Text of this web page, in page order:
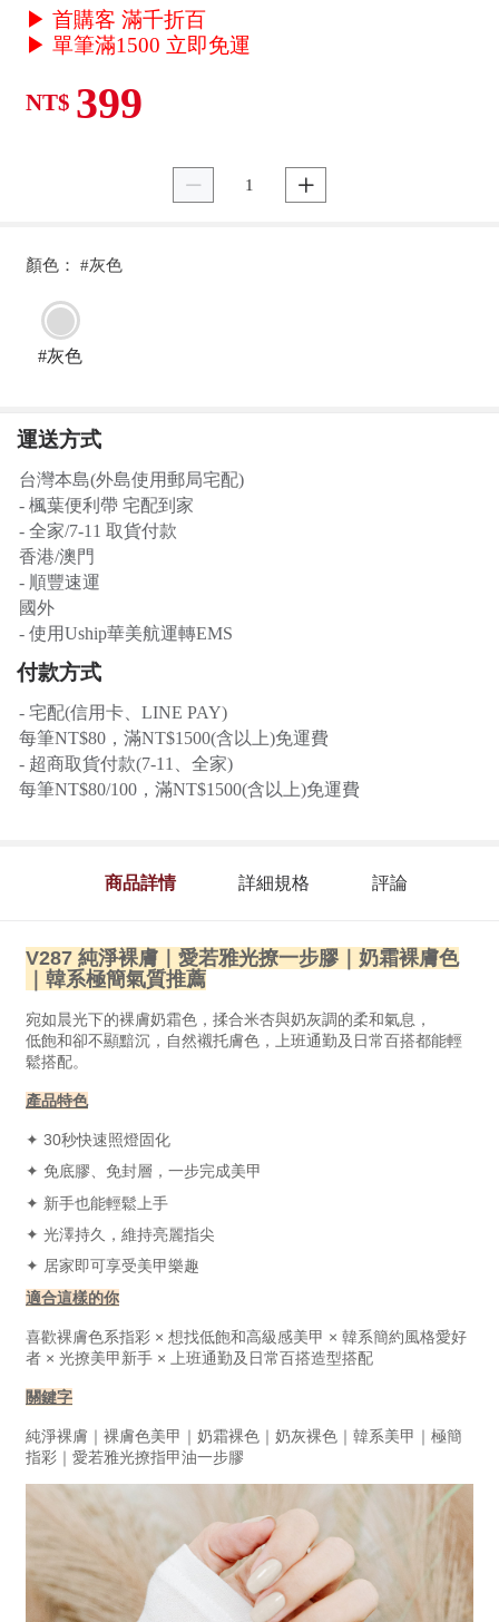
▶ 首購客 滿千折百
▶ 單筆滿1500 立即免運
NT$ 399
 
顏色： #灰色
#灰色
運送方式
台灣本島(外島使用郵局宅配)
- 楓葉便利帶 宅配到家
- 全家/7-11 取貨付款
香港/澳門
- 順豐速運
國外
- 使用Uship華美航運轉EMS
付款方式
- 宅配(信用卡、LINE PAY)
每筆NT$80，滿NT$1500(含以上)免運費
- 超商取貨付款(7-11、全家)
每筆NT$80/100，滿NT$1500(含以上)免運費
商品詳情 詳細規格 評論
V287 純淨裸膚｜愛若雅光撩一步膠｜奶霜裸膚色
｜韓系極簡氣質推薦
宛如晨光下的裸膚奶霜色，揉合米杏與奶灰調的柔和氣息，
低飽和卻不顯黯沉，自然襯托膚色，上班通勤及日常百搭都能輕
鬆搭配。
產品特色
✦ 30秒快速照燈固化
✦ 免底膠、免封層，一步完成美甲
✦ 新手也能輕鬆上手
✦ 光澤持久，維持亮麗指尖
✦ 居家即可享受美甲樂趣
適合這樣的你
喜歡裸膚色系指彩 × 想找低飽和高級感美甲 × 韓系簡約風格愛好
者 × 光撩美甲新手 × 上班通勤及日常百搭造型搭配
關鍵字
純淨裸膚｜裸膚色美甲｜奶霜裸色｜奶灰裸色｜韓系美甲｜極簡
指彩｜愛若雅光撩指甲油一步膠